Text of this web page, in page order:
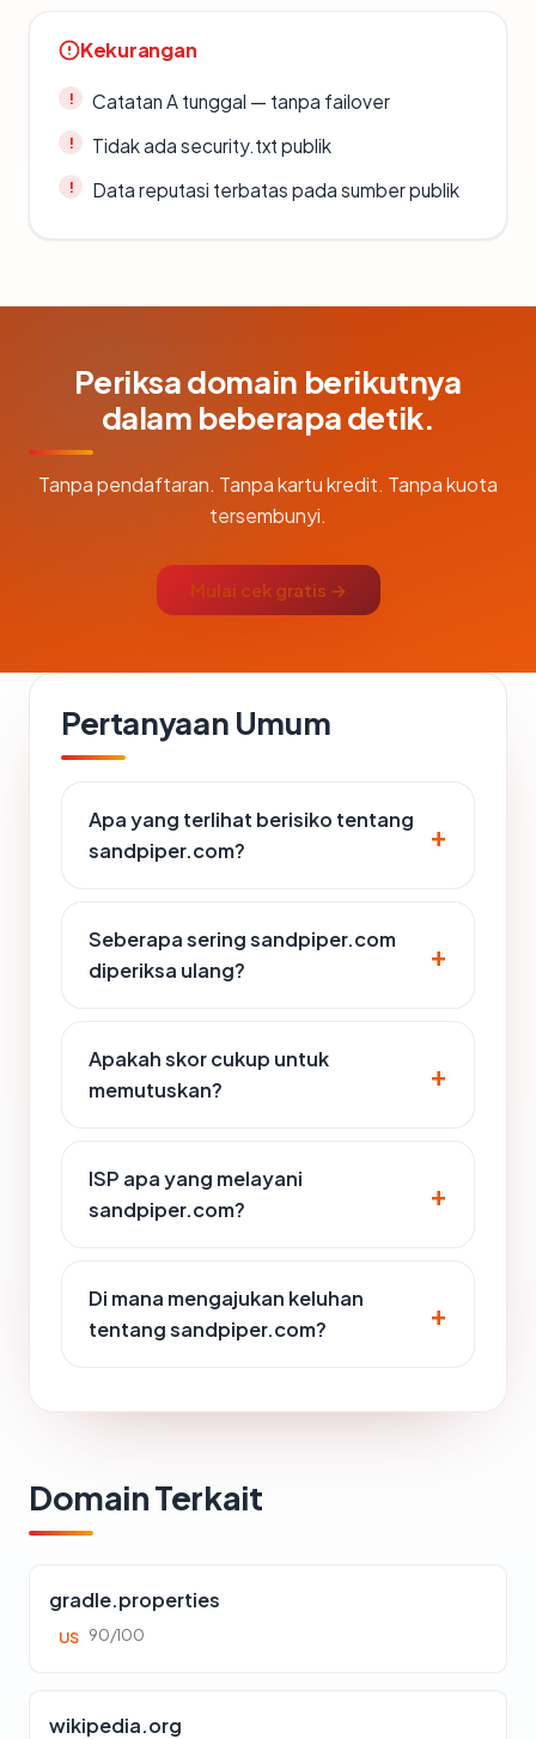
Kekurangan
Catatan A tunggal — tanpa failover
Tidak ada security.txt publik
Data reputasi terbatas pada sumber publik
Periksa domain berikutnya
dalam beberapa detik.
Tanpa pendaftaran. Tanpa kartu kredit. Tanpa kuota
tersembunyi.
Mulai cek gratis →
Pertanyaan Umum
Apa yang terlihat berisiko tentang
sandpiper.com?
Seberapa sering sandpiper.com
diperiksa ulang?
Apakah skor cukup untuk
memutuskan?
ISP apa yang melayani
sandpiper.com?
Di mana mengajukan keluhan
tentang sandpiper.com?
Domain Terkait
gradle.properties
US 90/100
wikipedia.org